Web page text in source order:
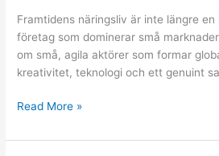
Framtidens näringsliv är inte längre
företag som dominerar små
om små, agila aktörer som formar
kreativitet, teknologi och ett genuint
Framtidens
Read More »